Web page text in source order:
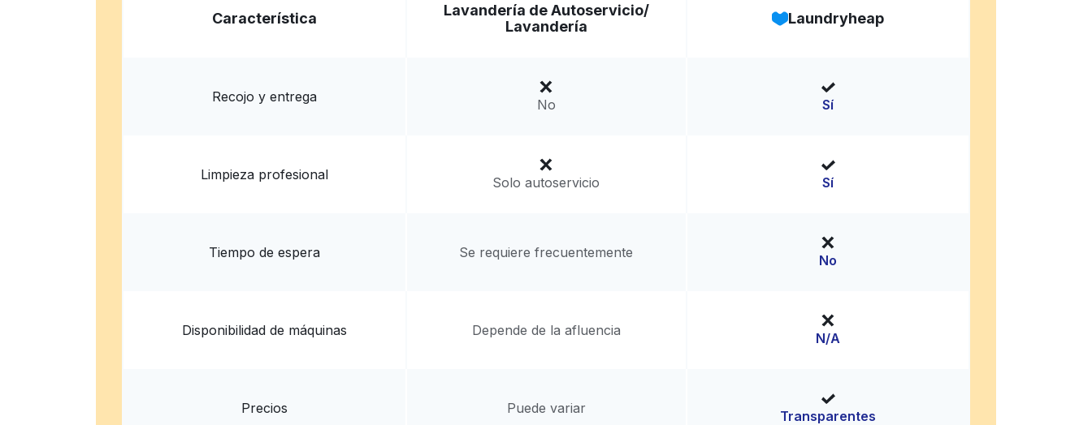
corner of Ponderosa &, 633 El Camino Real, South San Francisco, CA 94080,
Mostrar número
Característica
Lavandería de Autoservicio/
Lavandería
Laundryheap
Recojo y entrega No Sí
Limpieza profesional Solo autoservicio Sí
Tiempo de espera Se requiere frecuentemente No
Disponibilidad de máquinas Depende de la afluencia N/A
Precios Puede variar Transparentes